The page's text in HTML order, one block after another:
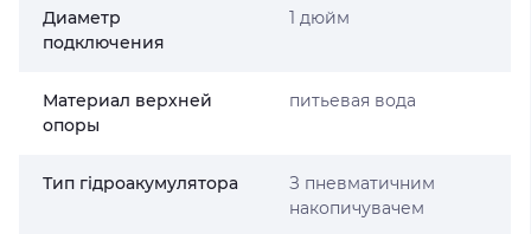
Диаметр
подключения
1 дюйм
Материал верхней
опоры
питьевая вода
Тип гідроакумулятора
З пневматичним
накопичувачем